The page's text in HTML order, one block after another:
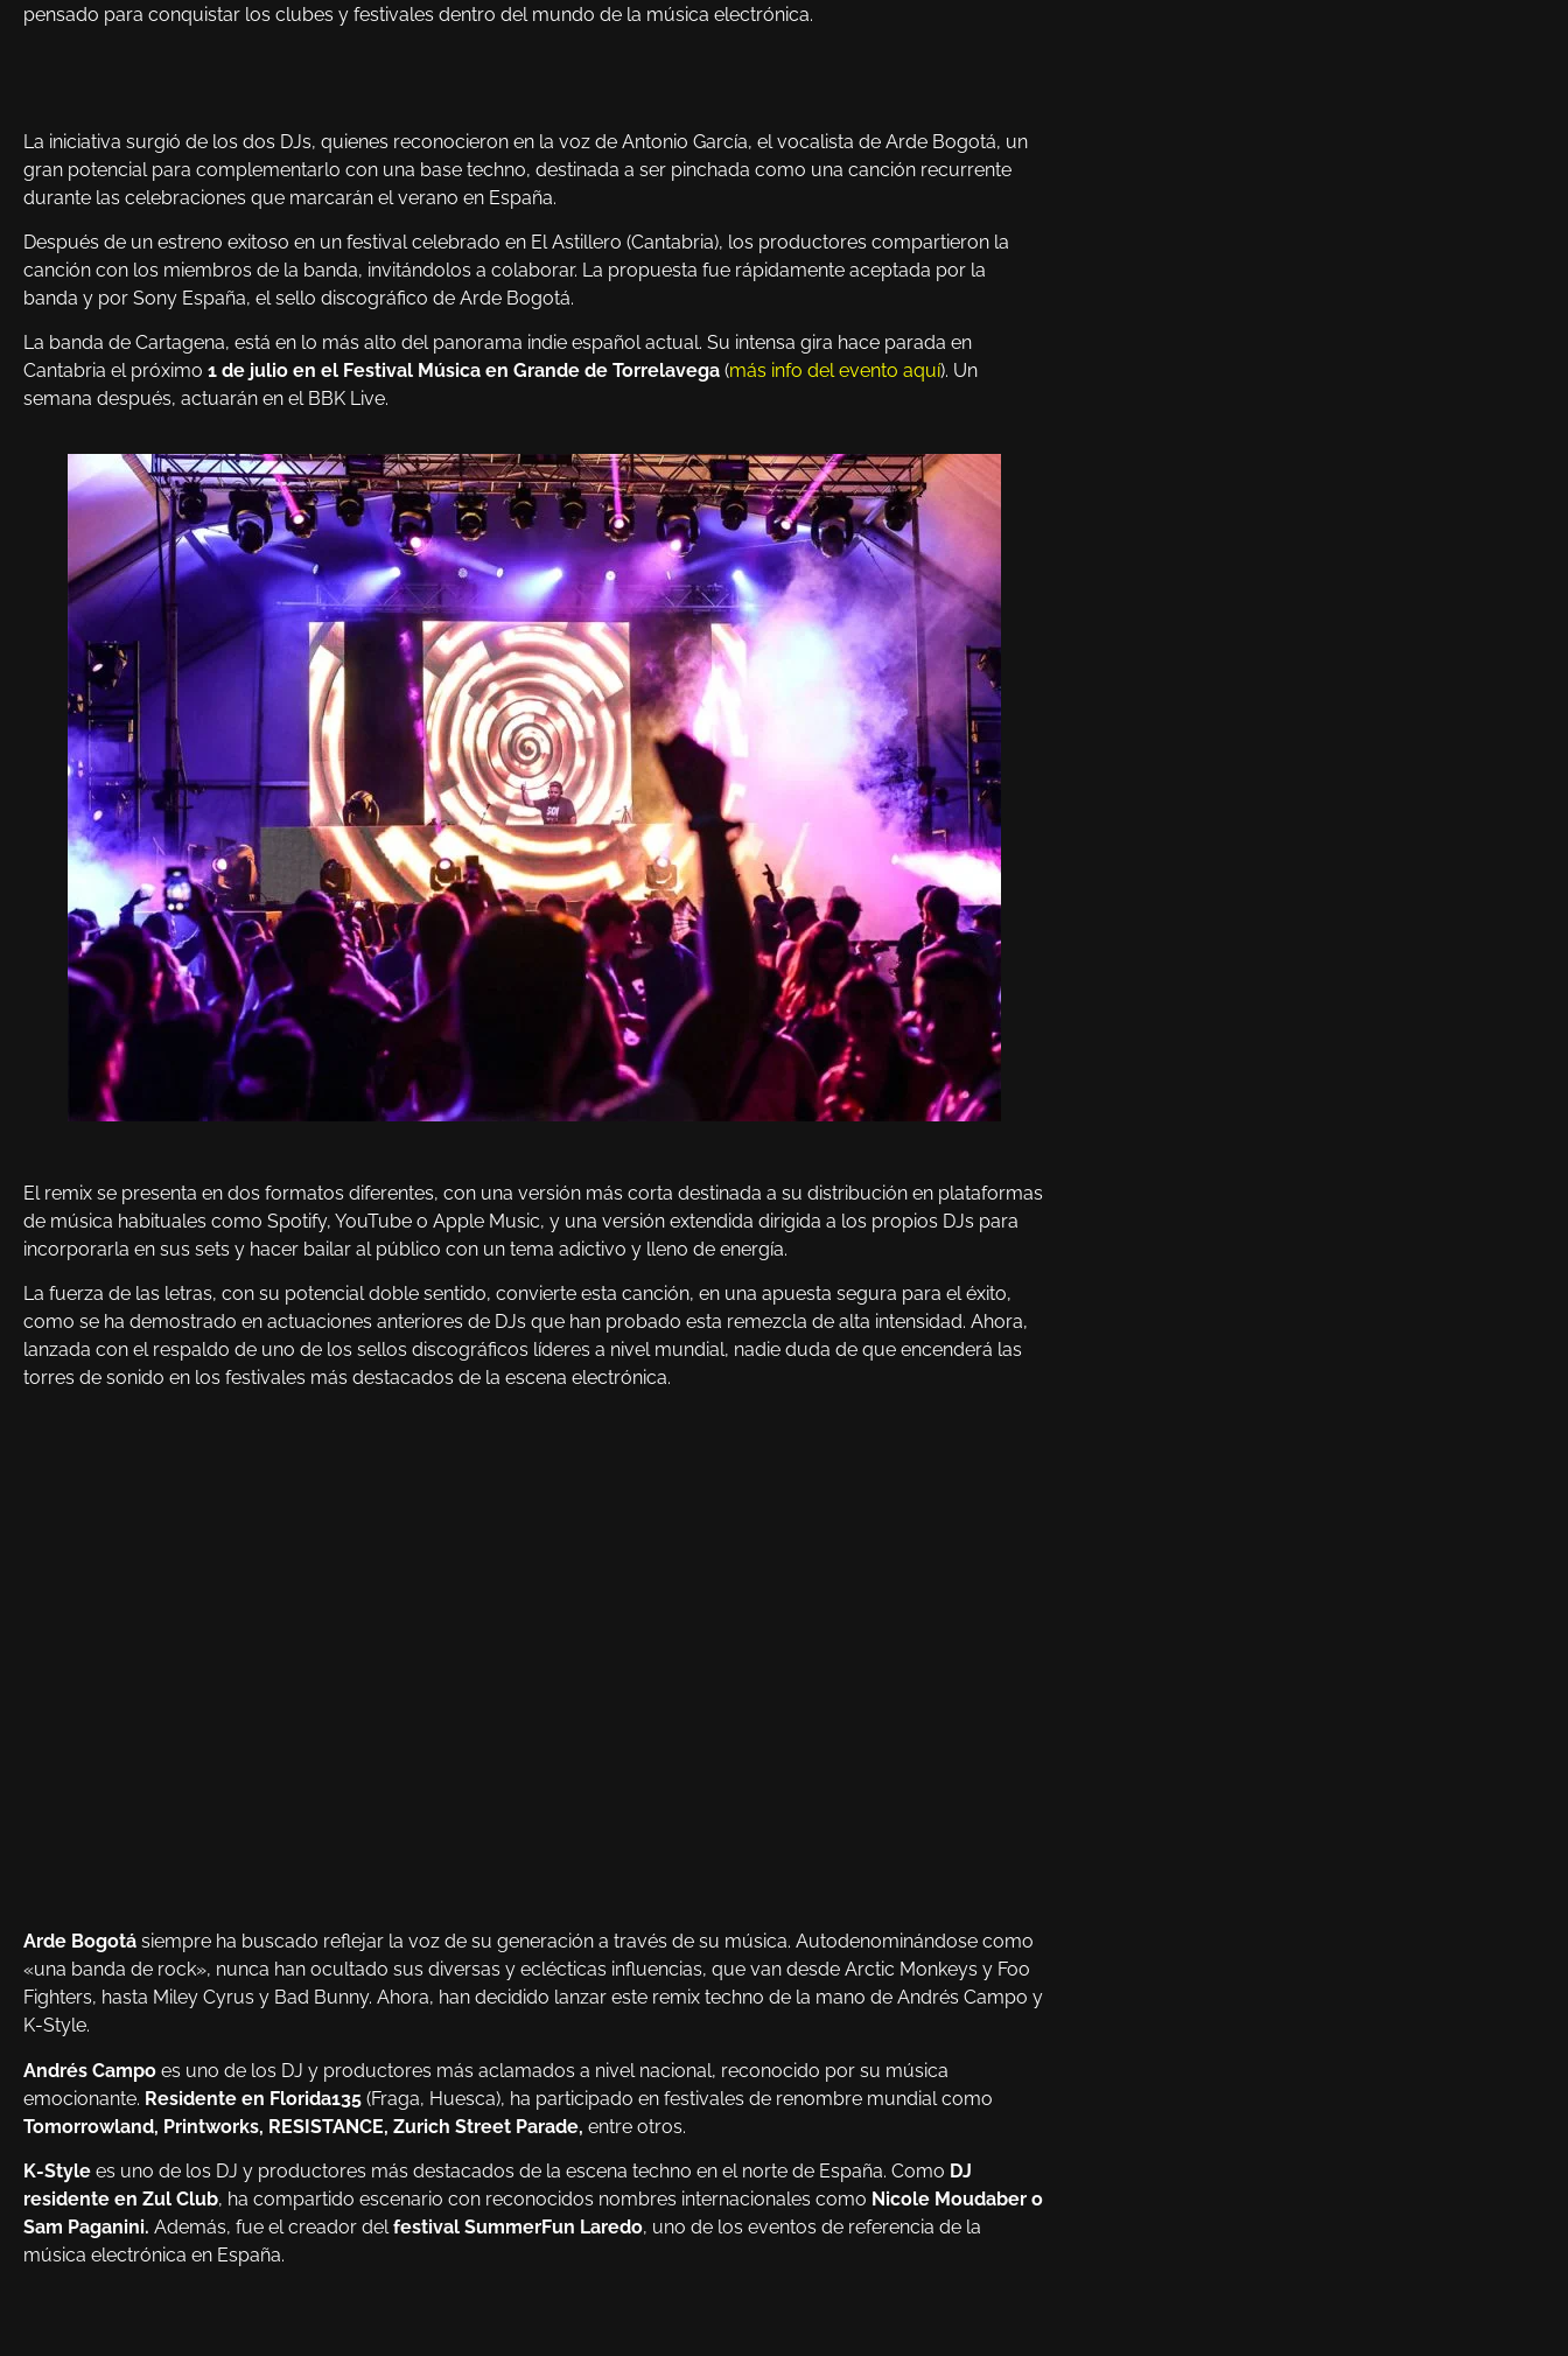
pensado para conquistar los clubes y festivales dentro del mundo de la música electrónica.
La iniciativa surgió de los dos DJs, quienes reconocieron en la voz de Antonio García, el vocalista de Arde Bogotá, un
gran potencial para complementarlo con una base techno, destinada a ser pinchada como una canción recurrente
durante las celebraciones que marcarán el verano en España.
Después de un estreno exitoso en un festival celebrado en El Astillero (Cantabria), los productores compartieron la
canción con los miembros de la banda, invitándolos a colaborar. La propuesta fue rápidamente aceptada por la
banda y por Sony España, el sello discográfico de Arde Bogotá.
La banda de Cartagena, está en lo más alto del panorama indie español actual. Su intensa gira hace parada en
Cantabria el próximo 1 de julio en el Festival Música en Grande de Torrelavega (más info del evento aquí). Un
semana después, actuarán en el BBK Live.
El remix se presenta en dos formatos diferentes, con una versión más corta destinada a su distribución en plataformas
de música habituales como Spotify, YouTube o Apple Music, y una versión extendida dirigida a los propios DJs para
incorporarla en sus sets y hacer bailar al público con un tema adictivo y lleno de energía.
La fuerza de las letras, con su potencial doble sentido, convierte esta canción, en una apuesta segura para el éxito,
como se ha demostrado en actuaciones anteriores de DJs que han probado esta remezcla de alta intensidad. Ahora,
lanzada con el respaldo de uno de los sellos discográficos líderes a nivel mundial, nadie duda de que encenderá las
torres de sonido en los festivales más destacados de la escena electrónica.
Arde Bogotá siempre ha buscado reflejar la voz de su generación a través de su música. Autodenominándose como
«una banda de rock», nunca han ocultado sus diversas y eclécticas influencias, que van desde Arctic Monkeys y Foo
Fighters, hasta Miley Cyrus y Bad Bunny. Ahora, han decidido lanzar este remix techno de la mano de Andrés Campo y
K-Style.
Andrés Campo es uno de los DJ y productores más aclamados a nivel nacional, reconocido por su música
emocionante. Residente en Florida135 (Fraga, Huesca), ha participado en festivales de renombre mundial como
Tomorrowland, Printworks, RESISTANCE, Zurich Street Parade, entre otros.
K-Style es uno de los DJ y productores más destacados de la escena techno en el norte de España. Como DJ
residente en Zul Club, ha compartido escenario con reconocidos nombres internacionales como Nicole Moudaber o
Sam Paganini. Además, fue el creador delfestival SummerFun Laredo, uno de los eventos de referencia de la
música electrónica en España.